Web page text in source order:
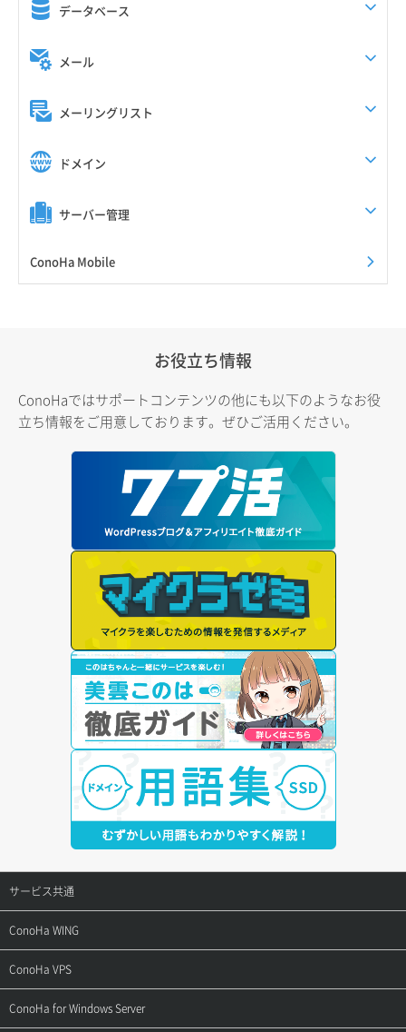
データベース
メール
メーリングリスト
ドメイン
サーバー管理
ConoHa Mobile
お役立ち情報
ConoHaではサポートコンテンツの他にも以下のようなお役
立ち情報をご用意しております。ぜひご活用ください。
サービス共通
サポートトップ
ご契約・お支払い
ConoHa WING
サポートトップ
ご利用ガイド
ConoHa VPS
サポートトップ
ConoHa for Windows Server